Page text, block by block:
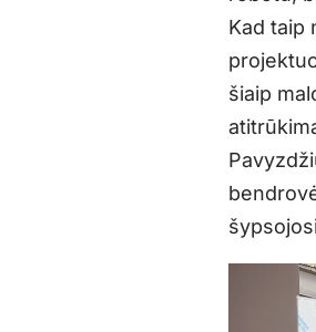
Kad taip
šiaip